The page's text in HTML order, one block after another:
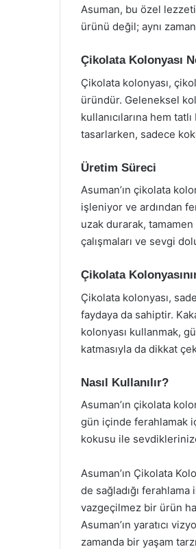
Asuman, bu özel
ürünü değil; aynı
Çikolata Kolonyası
Çikolata kolonyası,
üründür. Geleneksel
kullanıcılarına hem
tasarlarken, sadece
Üretim Süreci
Asuman’ın çikolata
işleniyor ve ardından
uzak durarak, tamamen
çalışmaları ve sevgi
Çikolata
Çikolata kolonyası,
faydaya da sahiptir.
kolonyası kullanmak,
katmasıyla da dikkat
Nasıl Kullanılır?
Asuman’ın çikolata
gün içinde ferahlamak
kokusu ile
Asuman’ın Çikolata
de sağladığı
vazgeçilmez bir ürün
Asuman’ın yaratıcı
zamanda bir yaşam